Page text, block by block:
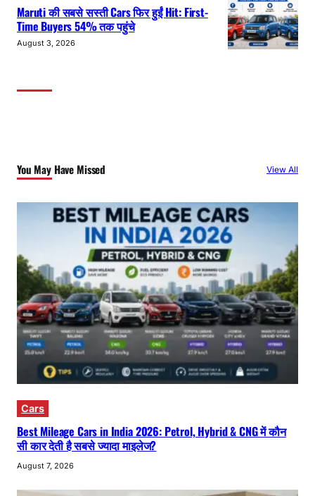
Maruti की सबसे सस्ती Cars फिर हुईं Hit: First-
Time Buyers 54% तक पहुंचे
August 3, 2026
You May Have Missed View All
Cars
Best Mileage Cars in India 2026: Petrol, Hybrid & CNG में कौन
सी कार देती है सबसे ज्यादा माइलेज?
August 7, 2026